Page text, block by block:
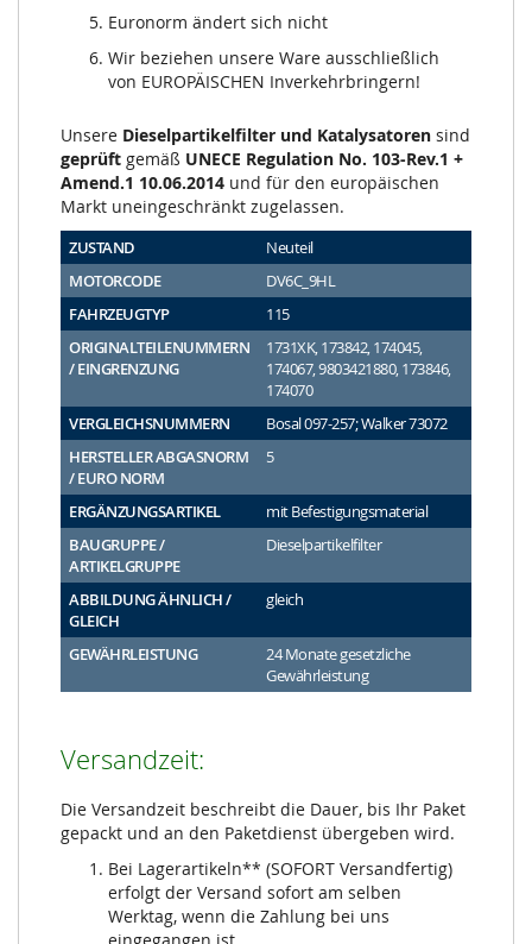
Euronorm ändert sich nicht
Wir beziehen unsere Ware ausschließlich
von EUROPÄISCHEN Inverkehrbringern!
Unsere Dieselpartikelfilter und Katalysatoren sind
geprüft gemäß UNECE Regulation No. 103-Rev.1 +
Amend.1 10.06.2014 und für den europäischen
Markt uneingeschränkt zugelassen.
ZUSTAND
Neuteil
MOTORCODE
DV6C_9HL
FAHRZEUGTYP
115
ORIGINALTEILENUMMERN
/ EINGRENZUNG
1731XK, 173842, 174045,
174067, 9803421880, 173846,
174070
VERGLEICHSNUMMERN
Bosal 097-257; Walker 73072
HERSTELLER ABGASNORM
/ EURO NORM
5
ERGÄNZUNGSARTIKEL
mit Befestigungsmaterial
BAUGRUPPE /
ARTIKELGRUPPE
Dieselpartikelfilter
ABBILDUNG ÄHNLICH /
GLEICH
gleich
GEWÄHRLEISTUNG
24 Monate gesetzliche
Gewährleistung
Versandzeit:
Die Versandzeit beschreibt die Dauer, bis Ihr Paket
gepackt und an den Paketdienst übergeben wird.
Bei Lagerartikeln** (SOFORT Versandfertig)
erfolgt der Versand sofort am selben
Werktag, wenn die Zahlung bei uns